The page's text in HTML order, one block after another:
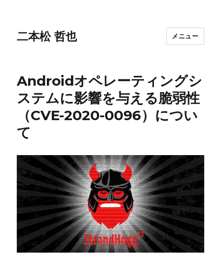
二本松 哲也 メニュー
Androidオペレーティングシ
ステムに影響を与える脆弱性
（CVE-2020-0096）につい
て